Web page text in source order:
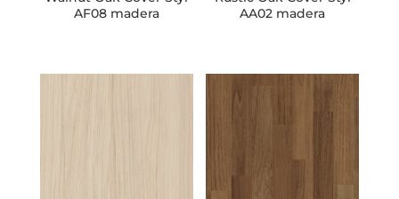
AF08 madera
AA02 madera